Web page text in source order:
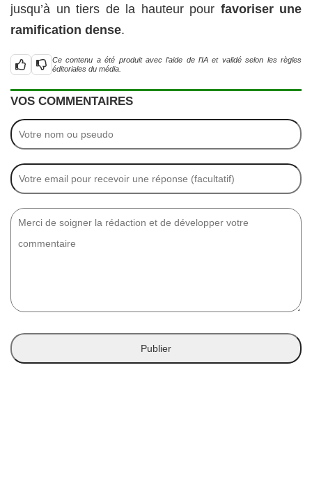
jusqu’à un tiers de la hauteur pour favoriser une
ramification dense.
Ce contenu a été produit avec l’aide de l’IA et validé selon les règles
éditoriales du média.
VOS COMMENTAIRES